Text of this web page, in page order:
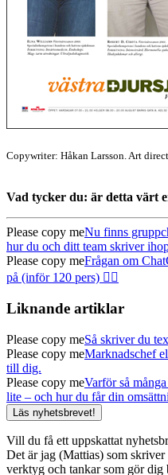
Copywriter: Håkan Larsson. Art
Vad tycker du: är detta värt
Please copy meNu finns
hur du och ditt team skriver
Please copy meFrågan om
på (inför 120 pers) 🤦‍♂️
Liknande artiklar
Please copy meSå skriver du
Please copy meMarknadschef
till dig.
Please copy meVarför så
lite – och hur du får din
Läs nyhetsbrevet!
Vill du få ett uppskattat
Det är jag (Mattias) som
verktyg och tankar som gör